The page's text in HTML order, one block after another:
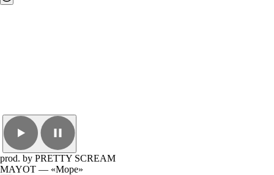
prod. by PRETTY SCREAM
MAYOT — «Море»